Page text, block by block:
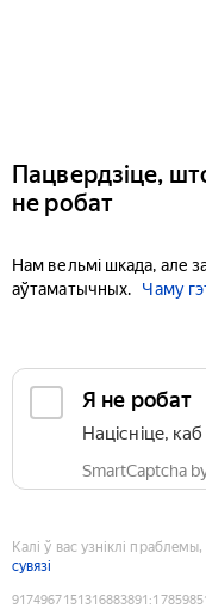
Пацвердзіце,
не робат
Нам вельмі шкада, але
аўтаматычных.
Чаму
Я не робат
Націсніце,
SmartCaptcha
Калі ў вас узніклі
сувязі
9174967151316883891 :